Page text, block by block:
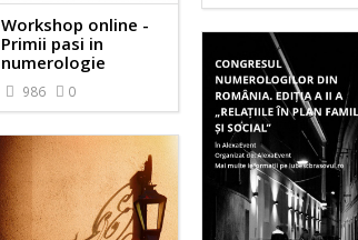
Workshop online -
Primii pasi in
numerologie
986 0